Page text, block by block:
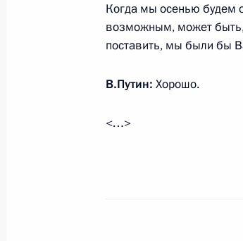
5 июня 2015 года,
Рабочая встреча с
5 июня 2015 года, 14:30
Когда мы осенью будем
возможным, может быть,
поставить, мы были бы
В.Путин: Хорошо.
<…>